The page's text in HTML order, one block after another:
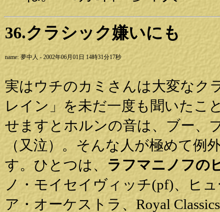
36.クラシック嫌いにも
name: 夢中人 - 2002年06月01日 14時31分17秒
実はウチのカミさんは大変なク
レイン」を未だ一度も聞いたこ
せますとホルンの音は、ブー、
（又泣）。そんな人が極めて例
す。ひとつは、 ラフマニノフの
ノ・モイセイヴィッチ(pf)、ヒ
ア・オーケストラ、Royal